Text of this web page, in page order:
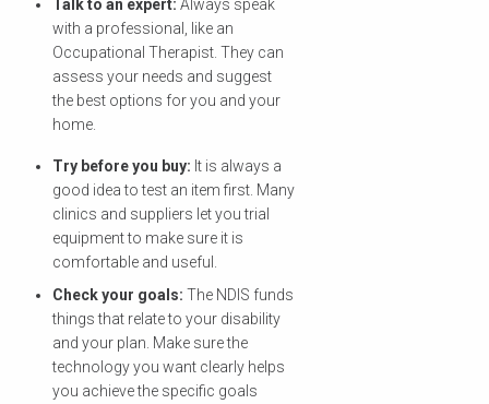
Talk to an expert: Always speak
with a professional, like an
Occupational Therapist. They can
assess your needs and suggest
the best options for you and your
home.
Try before you buy: It is always a
good idea to test an item first. Many
clinics and suppliers let you trial
equipment to make sure it is
comfortable and useful.
Check your goals: The NDIS funds
things that relate to your disability
and your plan. Make sure the
technology you want clearly helps
you achieve the specific goals
تحقق من الرمز البريدي
الخاص بك
للتأكد مما إذا كنا نقدم الخدمة في
منطقتك.
بحث